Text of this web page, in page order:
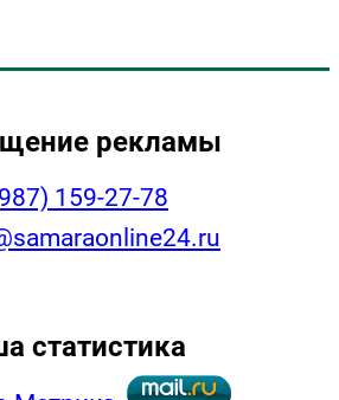
рекламы
159-27-78
статистика